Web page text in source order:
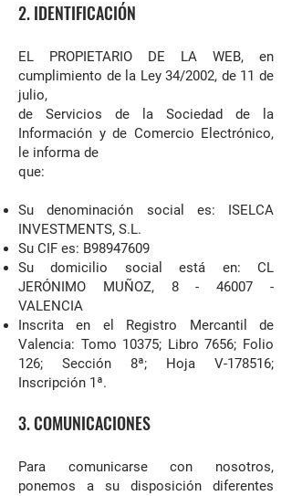
2. IDENTIFICACIÓN
EL PROPIETARIO DE LA WEB, en
cumplimiento de la Ley 34/2002, de 11 de
julio,
de Servicios de la Sociedad de la
Información y de Comercio Electrónico,
le informa de
que:
Su denominación social es: ISELCA
INVESTMENTS, S.L.
Su CIF es: B98947609
Su domicilio social está en: CL
JERÓNIMO MUÑOZ, 8 - 46007 -
VALENCIA
Inscrita en el Registro Mercantil de
Valencia: Tomo 10375; Libro 7656; Folio
126; Sección 8ª; Hoja V-178516;
Inscripción 1ª.
3. COMUNICACIONES
Para comunicarse con nosotros,
ponemos a su disposición diferentes